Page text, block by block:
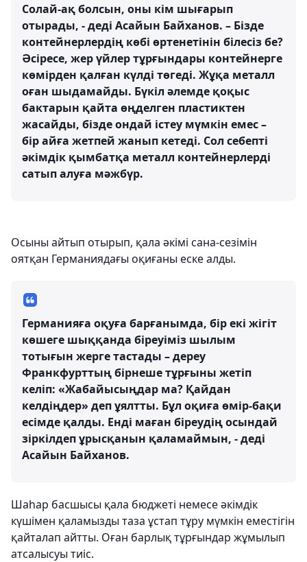
Солай-ақ болсын, оны кім шығарып
отырады, - деді Асайын Байханов. – Бізде
контейнерлердің көбі өртенетінін білесіз бе?
Әсіресе, жер үйлер тұрғындары контейнерге
көмірден қалған күлді төгеді. Жұқа металл
оған шыдамайды. Бүкіл әлемде қоқыс
бактарын қайта өңделген пластиктен
жасайды, бізде ондай істеу мүмкін емес –
бір айға жетпей жанып кетеді. Сол себепті
әкімдік қымбатқа металл контейнерлерді
сатып алуға мәжбүр.
Осыны айтып отырып, қала әкімі сана-сезімін
оятқан Германиядағы оқиғаны еске алды.
Германияға оқуға барғанымда, бір екі жігіт
көшеге шыққанда біреуіміз шылым
тотығын жерге тастады – дереу
Франкфурттың бірнеше тұрғыны жетіп
келіп: «Жабайысыңдар ма? Қайдан
келдіңдер» деп ұялтты. Бұл оқиға өмір-бақи
есімде қалды. Енді маған біреудің осындай
зіркілдеп ұрысқанын қаламаймын, - деді
Асайын Байханов.
Шаһар басшысы қала бюджеті немесе әкімдік
күшімен қаламызды таза ұстап тұру мүмкін еместігін
қайталап айтты. Оған барлық тұрғындар жұмылып
атсалысуы тиіс.